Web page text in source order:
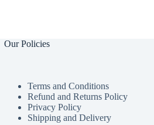
Our Policies
Terms and Conditions
Refund and Returns Policy
Privacy Policy
Shipping and Delivery